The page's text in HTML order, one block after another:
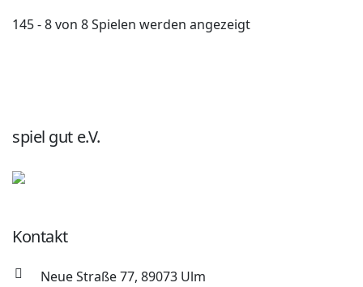
145 - 8 von 8 Spielen werden angezeigt
spiel gut e.V.
Kontakt
Neue Straße 77, 89073 Ulm